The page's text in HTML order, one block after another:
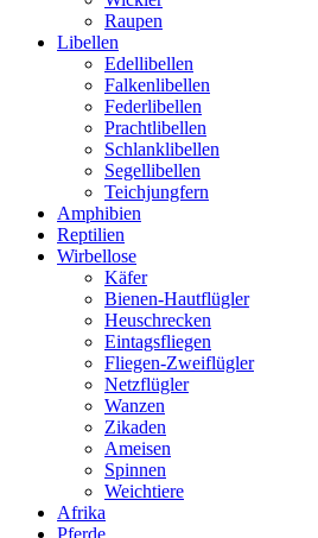
Raupen
Libellen
Edellibellen
Falkenlibellen
Federlibellen
Prachtlibellen
Schlanklibellen
Segellibellen
Teichjungfern
Amphibien
Reptilien
Wirbellose
Käfer
Bienen-Hautflügler
Heuschrecken
Eintagsfliegen
Fliegen-Zweiflügler
Netzflügler
Wanzen
Zikaden
Ameisen
Spinnen
Weichtiere
Afrika
Pferde